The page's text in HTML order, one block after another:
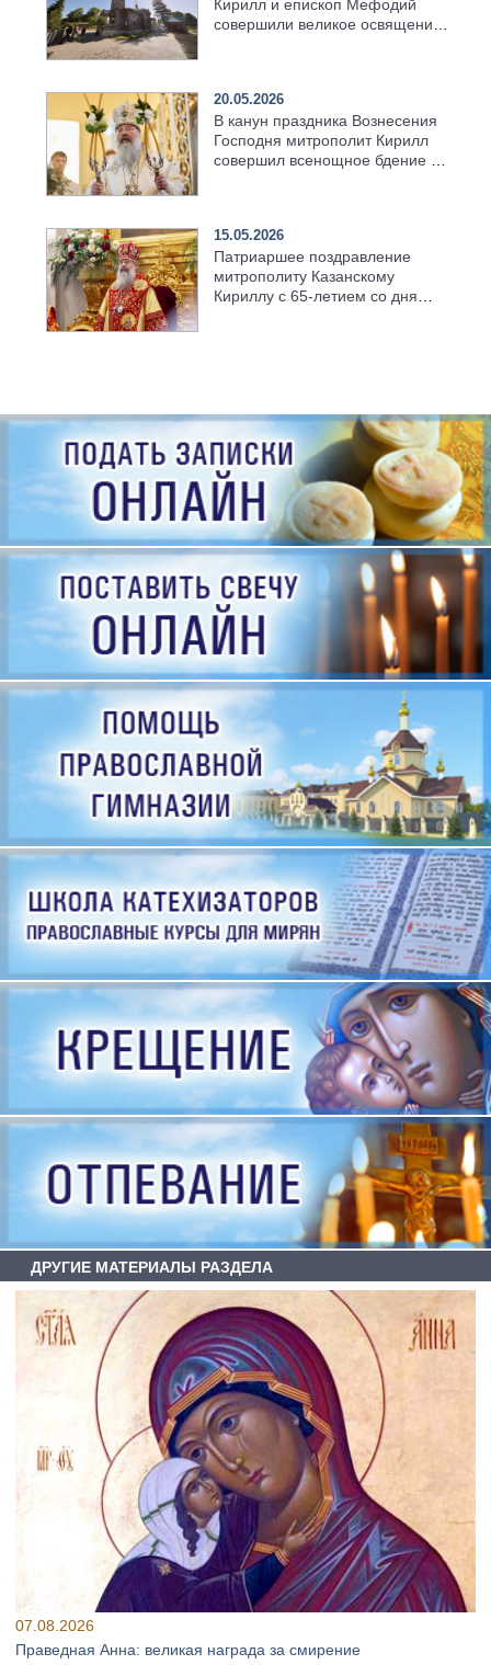
Кирилл и епископ Мефодий
совершили великое освящение
20.05.2026
В канун праздника Вознесения
Господня митрополит Кирилл
совершил всенощное бдение в
15.05.2026
Патриаршее поздравление
митрополиту Казанскому
Кириллу с 65-летием со дня
ДРУГИЕ МАТЕРИАЛЫ РАЗДЕЛА
07.08.2026
Праведная Анна: великая награда за смирение